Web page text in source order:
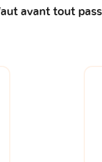
avant tout